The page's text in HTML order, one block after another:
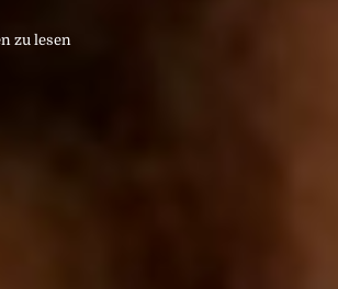
zu lesen